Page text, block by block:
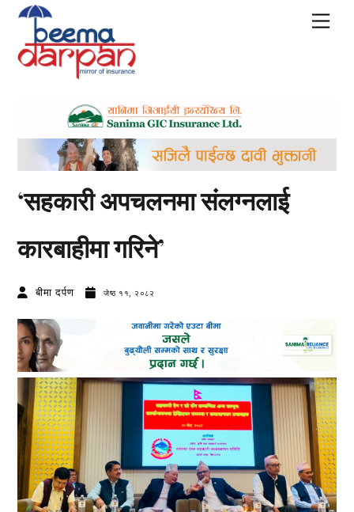
Skip
content
‘सहकारी अपचलनमा संलग्नलाई
कारबाहीमा गरिने’
बीमा दर्पण जेष्ठ ११, २०८२